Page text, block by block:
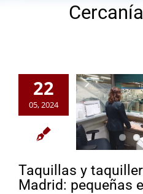
22
05, 2024
Taquillas y
Madrid: pequeñas